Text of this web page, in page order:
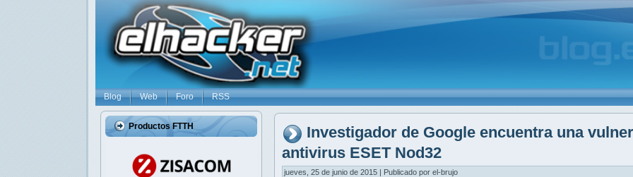
Blog Web Foro RSS
Productos FTTH
Investigador de Google encuentra una
antivirus ESET Nod32
jueves, 25 de junio de 2015 | Publicado por el-brujo